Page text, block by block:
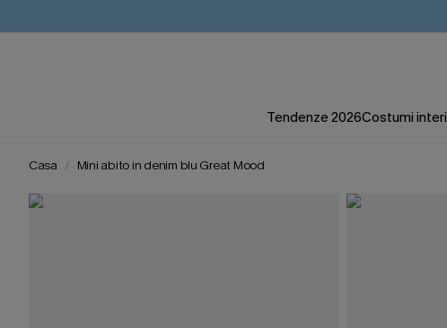
Tendenze 2026Costumi interi
Casa Mini abito in denim blu Great Mood